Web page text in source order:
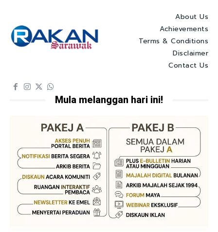
About Us
Achievements
Terms & Conditions
Disclaimer
Contact Us
Mula melanggan hari ini!